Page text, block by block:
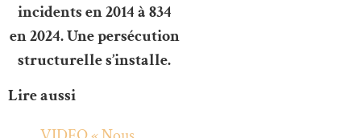
incidents en 2014 à 834
en 2024. Une persécution
structurelle s’installe.
Lire aussi